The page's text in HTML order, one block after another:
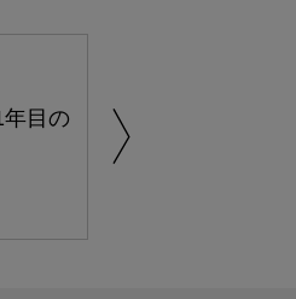
目の